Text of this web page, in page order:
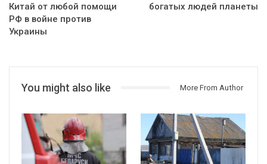
Китай от любой помощи
РФ в войне против
Украины
богатых людей планеты
You might also like More From Author